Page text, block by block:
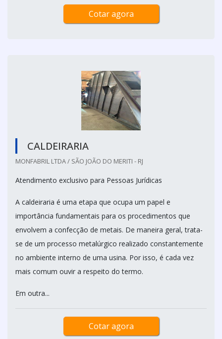
Cotar agora
CALDEIRARIA
MONFABRIL LTDA / SÃO JOÃO DO MERITI - RJ
Atendimento exclusivo para Pessoas Jurídicas
A caldeiraria é uma etapa que ocupa um papel e
importância fundamentais para os procedimentos que
envolvem a confecção de metais. De maneira geral, trata-
se de um processo metalúrgico realizado constantemente
no ambiente interno de uma usina. Por isso, é cada vez
mais comum ouvir a respeito do termo.
Em outra...
Cotar agora